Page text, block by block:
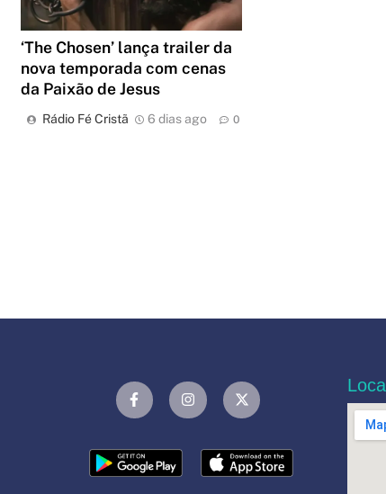
‘The Chosen’ lança trailer da
nova temporada com cenas
da Paixão de Jesus
Rádio Fé Cristã 6 dias ago 0